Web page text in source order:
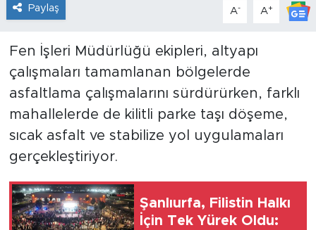
Paylaş A- A+
Fen İşleri Müdürlüğü ekipleri, altyapı
çalışmaları tamamlanan bölgelerde
asfaltlama çalışmalarını sürdürürken, farklı
mahallelerde de kilitli parke taşı döşeme,
sıcak asfalt ve stabilize yol uygulamaları
gerçekleştiriyor.
Şanlıurfa, Filistin Halkı
İçin Tek Yürek Oldu: